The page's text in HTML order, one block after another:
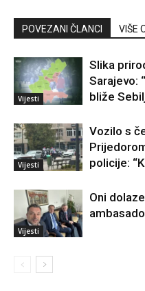
POVEZANI ČLANCI VIŠE
Vijesti
Slika
Sarajevo:
bliže
Vijesti
Vozilo s
policije:
Vijesti
Oni